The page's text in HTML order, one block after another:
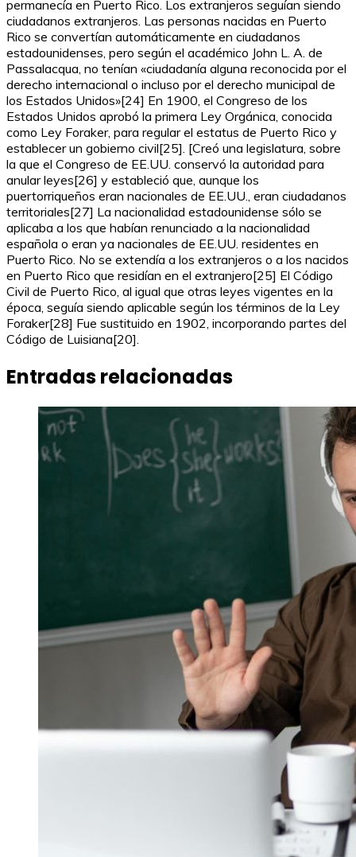
permanecía en Puerto Rico. Los extranjeros seguían siendo
ciudadanos extranjeros. Las personas nacidas en Puerto
Rico se convertían automáticamente en ciudadanos
estadounidenses, pero según el académico John L. A. de
Passalacqua, no tenían «ciudadanía alguna reconocida por el
derecho internacional o incluso por el derecho municipal de
los Estados Unidos»[24] En 1900, el Congreso de los
Estados Unidos aprobó la primera Ley Orgánica, conocida
como Ley Foraker, para regular el estatus de Puerto Rico y
establecer un gobierno civil[25]. [Creó una legislatura, sobre
la que el Congreso de EE.UU. conservó la autoridad para
anular leyes[26] y estableció que, aunque los
puertorriqueños eran nacionales de EE.UU., eran ciudadanos
territoriales[27] La nacionalidad estadounidense sólo se
aplicaba a los que habían renunciado a la nacionalidad
española o eran ya nacionales de EE.UU. residentes en
Puerto Rico. No se extendía a los extranjeros o a los nacidos
en Puerto Rico que residían en el extranjero[25] El Código
Civil de Puerto Rico, al igual que otras leyes vigentes en la
época, seguía siendo aplicable según los términos de la Ley
Foraker[28] Fue sustituido en 1902, incorporando partes del
Código de Luisiana[20].
Entradas relacionadas